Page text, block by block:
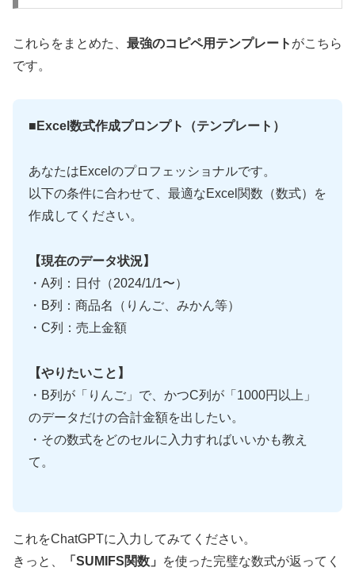
これらをまとめた、 最強のコピペ用テンプレート がこちら
です。
■Excel数式作成プロンプト（テンプレート）
あなたはExcelのプロフェッショナルです。
以下の条件に合わせて、最適なExcel関数（数式）を
作成してください。
【現在のデータ状況】
・A列：日付（2024/1/1〜）
・B列：商品名（りんご、みかん等）
・C列：売上金額
【やりたいこと】
・B列が「りんご」で、かつC列が「1000円以上」
のデータだけの合計金額を出したい。
・その数式をどのセルに入力すればいいかも教え
て。
これをChatGPTに入力してみてください。
きっと、
「SUMIFS関数」
を使った完璧な数式が返ってく